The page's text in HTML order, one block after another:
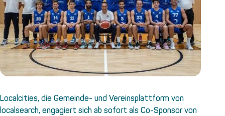
Localcities, die Gemeinde- und Vereinsplattform von
localsearch, engagiert sich ab sofort als Co-Sponsor von